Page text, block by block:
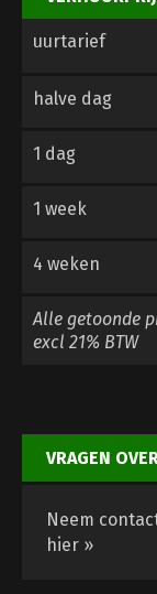
uurtarief
halve dag
1 dag
1 week
4 weken
Alle getoonde
excl 21% BTW
VRAGEN
Neem
hier »